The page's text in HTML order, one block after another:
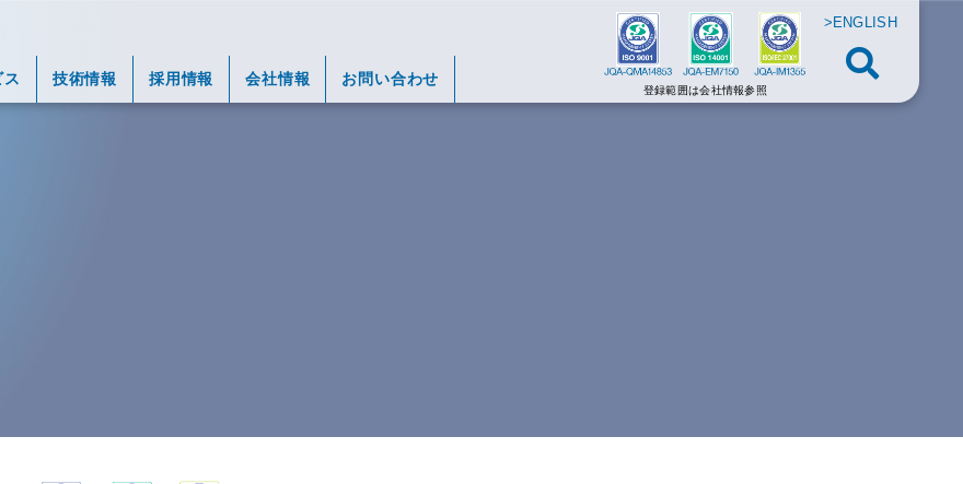
>ENGLISH
技術情報 採用情報 会社情報 お問い合わせ
登録範囲は会社情報参照